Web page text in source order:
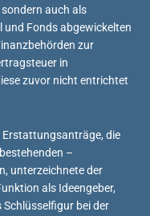
auch als
und Fonds abgewickelten
zur
in
zuvor nicht entrichtet
die
–
unterzeichnete der
als Ideengeber,
bei der